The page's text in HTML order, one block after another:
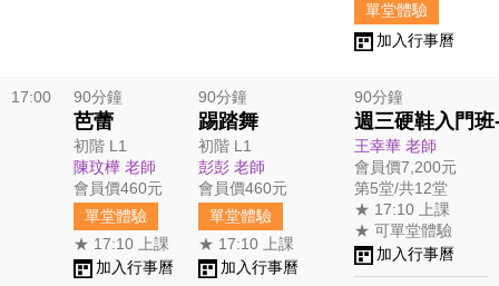
單堂體驗
加入行事曆
17:00 90分鐘
芭蕾
初階 L1
陳玟樺 老師
會員價460元
單堂體驗
★ 17:10 上課
加入行事曆
90分鐘
踢踏舞
初階 L1
彭彭 老師
會員價460元
單堂體驗
★ 17:10 上課
加入行事曆
90分鐘
週三硬鞋入門
王幸華 老師
會員價7,200元
第5堂/共12堂
★ 17:10 上課
★ 可單堂體驗
加入行事曆